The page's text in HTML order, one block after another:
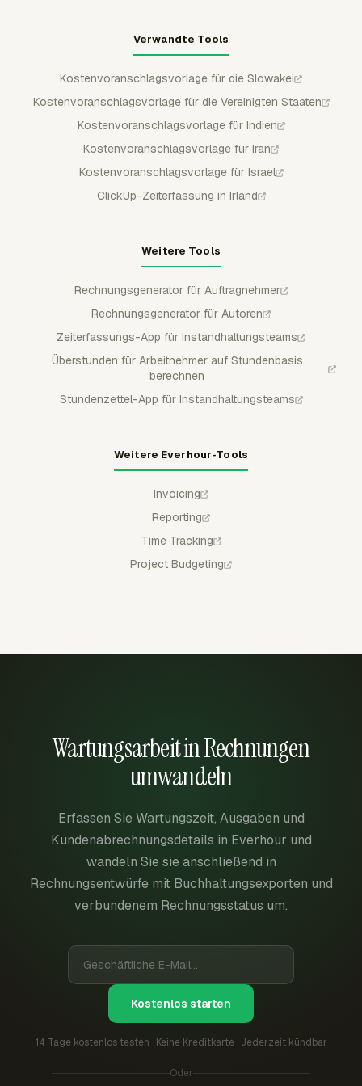
Verwandte Tools
Kostenvoranschlagsvorlage für die Slowakei
Kostenvoranschlagsvorlage für die Vereinigten Staaten
Kostenvoranschlagsvorlage für Indien
Kostenvoranschlagsvorlage für Iran
Kostenvoranschlagsvorlage für Israel
ClickUp-Zeiterfassung in Irland
Weitere Tools
Rechnungsgenerator für Auftragnehmer
Rechnungsgenerator für Autoren
Zeiterfassungs-App für Instandhaltungsteams
Überstunden für Arbeitnehmer auf Stundenbasis
berechnen
Stundenzettel-App für Instandhaltungsteams
Weitere Everhour-Tools
Invoicing
Reporting
Time Tracking
Project Budgeting
Wartungsarbeit in Rechnungen
umwandeln
Erfassen Sie Wartungszeit, Ausgaben und
Kundenabrechnungsdetails in Everhour und
wandeln Sie sie anschließend in
Rechnungsentwürfe mit Buchhaltungsexporten und
verbundenem Rechnungsstatus um.
Kostenlos starten
14 Tage kostenlos testen · Keine Kreditkarte · Jederzeit kündbar
Oder